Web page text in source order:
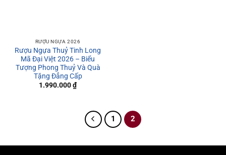
RƯỢU NGỰA 2026
Rượu Ngựa Thuỷ Tinh Long
Mã Đại Việt 2026 – Biểu
Tượng Phong Thuỷ Và Quà
Tặng Đẳng Cấp
1.990.000₫
1 2